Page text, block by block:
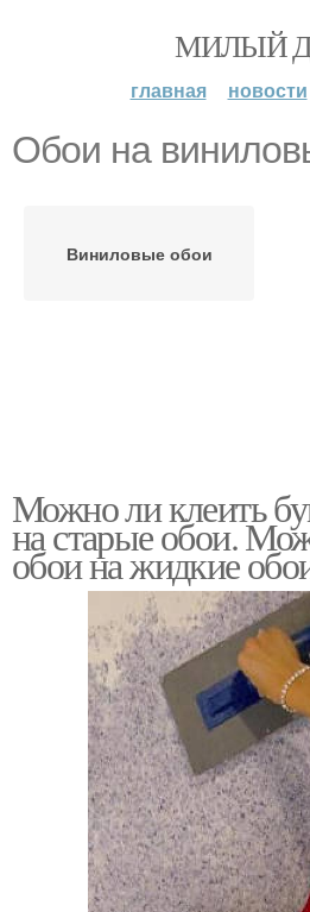
МИЛЫЙ
главная новости
Обои на
Виниловые обои
Можно ли клеить
на старые обои.
обои на жидкие